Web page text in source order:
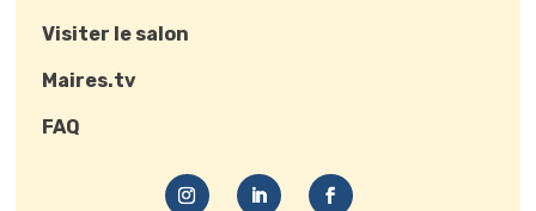
Visiter le salon
Maires.tv
FAQ